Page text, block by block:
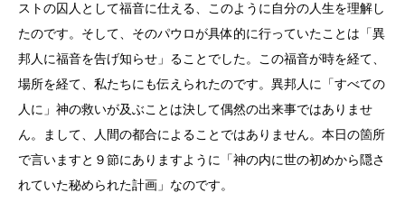
ストの囚人として福音に仕える、このように自分の人生を理解し
たのです。そして、そのパウロが具体的に行っていたことは「異
邦人に福音を告げ知らせ」ることでした。この福音が時を経て、
場所を経て、私たちにも伝えられたのです。異邦人に「すべての
人に」神の救いが及ぶことは決して偶然の出来事ではありませ
ん。まして、人間の都合によることではありません。本日の箇所
で言いますと９節にありますように「神の内に世の初めから隠さ
れていた秘められた計画」なのです。